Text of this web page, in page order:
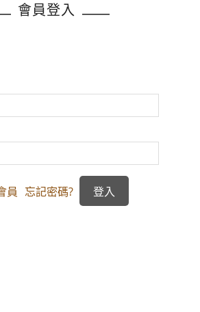
會員登入
員 忘記密碼?